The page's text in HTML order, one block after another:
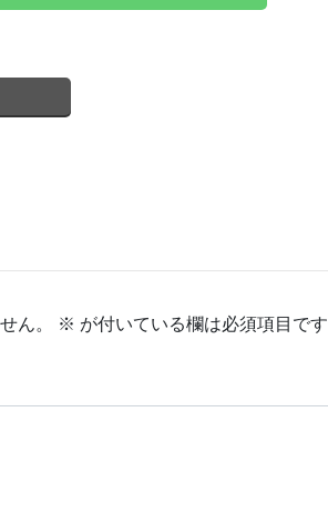
ん。 ※ が付いている欄は必須項目です